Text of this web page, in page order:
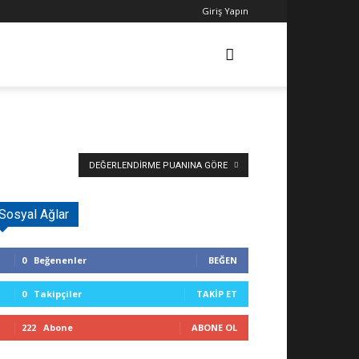
Giriş Yapın
DEĞERLENDIRME PUANINA GÖRE
Ağlar
0 Beğenenler BEĞEN
0 Takipçiler TAKIP ET
222 Abone ABONE OL